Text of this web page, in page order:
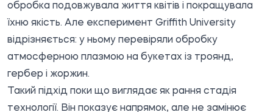
обробка подовжувала життя квітів і покращувала
їхню якість. Але експеримент Griffith University
відрізняється: у ньому перевіряли обробку
атмосферною плазмою на букетах із троянд,
гербер і жоржин.
Такий підхід поки що виглядає як рання стадія
технології. Він показує напрямок, але не замінює